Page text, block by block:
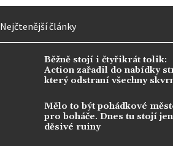
Nejčtenější články
Běžně stojí i čtyřikrát tolik:
Action zařadil do nabídky
který odstraní všechny
Mělo to být pohádkové
pro boháče. Dnes tu stojí jen
děsivé ruiny